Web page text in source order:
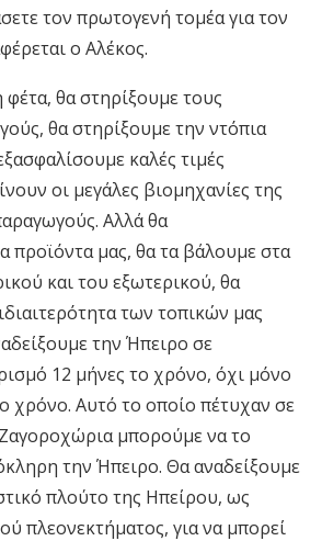
τον πρωτογενή τομέα για τον
ο Αλέκος.
θα στηρίξουμε τους
θα στηρίξουμε την ντόπια
καλές τιμές
οι μεγάλες βιομηχανίες της
Αλλά θα
προϊόντα μας, θα τα βάλουμε στα
και του εξωτερικού, θα
των τοπικών μας
την Ήπειρο σε
12 μήνες το χρόνο, όχι μόνο
χρόνο. Αυτό το οποίο πέτυχαν σε
μπορούμε να το
την Ήπειρο. Θα αναδείξουμε
πλούτο της Ηπείρου, ως
πλεονεκτήματος, για να μπορεί